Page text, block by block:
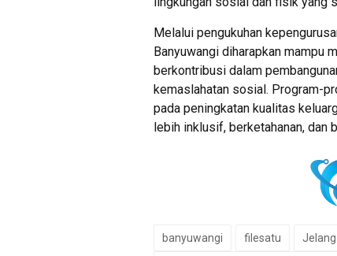
Melalui pengukuhan
Banyuwangi diharapkan mampu
berkontribusi dalam
kemaslahatan sosial. Program-
pada peningkatan kualitas
lebih inklusif, berketahanan, dan
banyuwangi filesatu